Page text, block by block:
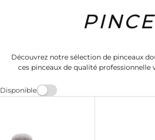
Découvrez notre sélection de pinceaux
ces pinceaux de qualité
Disponible